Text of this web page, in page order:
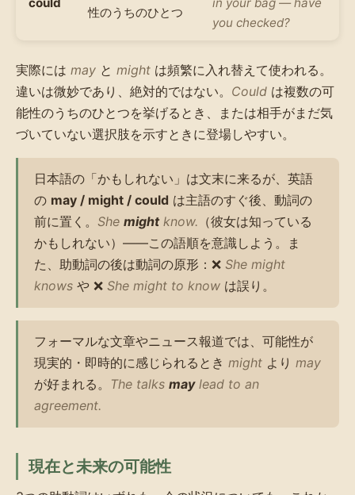
性のうちのひとつ
you checked?
実際には may と might は頻繁に入れ替えて使われる。
違いは微妙であり、絶対的ではない。 Could は複数の可
能性のうちのひとつを挙げるとき、または相手がまだ気
づいていない選択肢を示すときに登場しやすい。
日本語の「かもしれない」は文末に来るが、英語
の may / might / could は主語のすぐ後、動詞の
前に置く。 She mightknow. （彼女は知っている
かもしれない）——この語順を意識しよう。ま
た、助動詞の後は動詞の原形：❌ She might
knows や ❌ She might to know は誤り。
フォーマルな文章やニュース報道では、可能性が
現実的・即時的に感じられるとき might より may
が好まれる。 The talks maylead to an
agreement.
現在と未来の可能性